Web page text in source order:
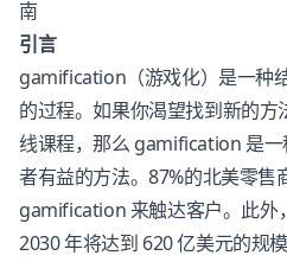
南
引言
gamification（游戏化）是一种
的过程。如果你渴望找到新的
线课程，那么 gamification 是
者有益的方法。87%的北美零售
gamification 来触达客户。此
2030 年将达到 620 亿美元的规模